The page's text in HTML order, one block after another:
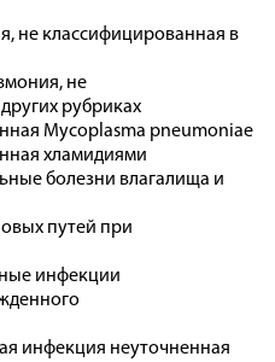
не классифицированная в
не
рубриках
Mycoplasma pneumoniae
хламидиями
болезни влагалища и
путей при
инфекции
инфекция неуточненная